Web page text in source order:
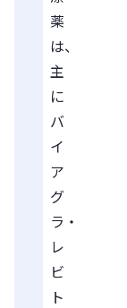
薬
は、
主
に
バ
イ
ア
グ
ラ・
レ
ビ
ト